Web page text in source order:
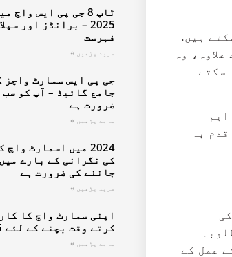
ہیں.
وہ
سکتے
آپ کو قدم بہ
عمل کے
ٹاپ 8 جی پی ایس واچ
2025 – برانڈز اور
فہرست
مزید پڑھیں »
جی پی ایس سمارٹ واچز
جامع گائیڈ – آپ کو
ضرورت ہے
مزید پڑھیں »
2024 میں اسمارٹ
کی نگرانی کے بارے
جاننے کی ضرورت ہے
مزید پڑھیں »
اپنی سمارٹ واچ کا
کرتے وقت بچنے کے لئے 5 اہم غلطیاں
مزید پڑھیں »